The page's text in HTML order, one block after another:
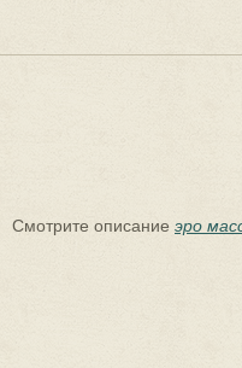
Смотрите описание эро